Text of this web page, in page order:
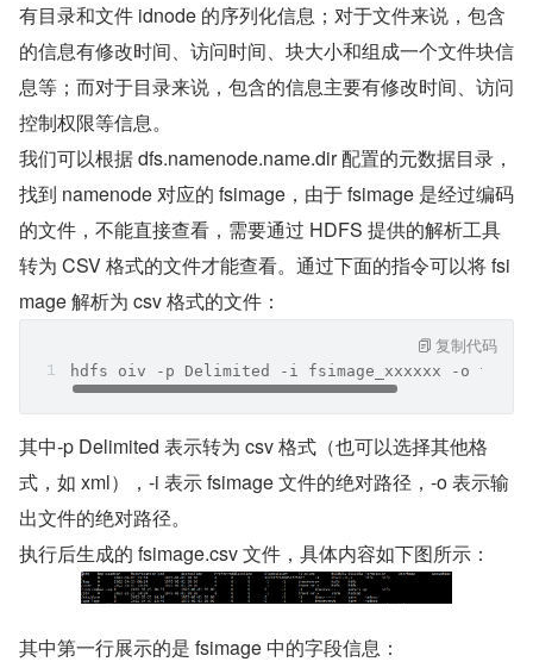
有目录和文件 idnode 的序列化信息；对于文件来说，包含
的信息有修改时间、访问时间、块大小和组成一个文件块信
息等；而对于目录来说，包含的信息主要有修改时间、访问
控制权限等信息。
我们可以根据 dfs.namenode.name.dir 配置的元数据目录，
找到 namenode 对应的 fsimage，由于 fsimage 是经过编码
的文件，不能直接查看，需要通过 HDFS 提供的解析工具
转为 CSV 格式的文件才能查看。通过下面的指令可以将 fsi
mage 解析为 csv 格式的文件：
hdfs oiv -p Delimited -i fsimage_xxxxxx -o
复制代码
其中-p Delimited 表示转为 csv 格式（也可以选择其他格
式，如 xml），-i 表示 fsimage 文件的绝对路径，-o 表示输
出文件的绝对路径。
执行后生成的 fsimage.csv 文件，具体内容如下图所示：
其中第一行展示的是 fsimage 中的字段信息：